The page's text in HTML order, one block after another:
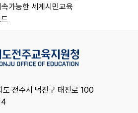
가능한 세계시민교육
전주시 덕진구 태진로 100